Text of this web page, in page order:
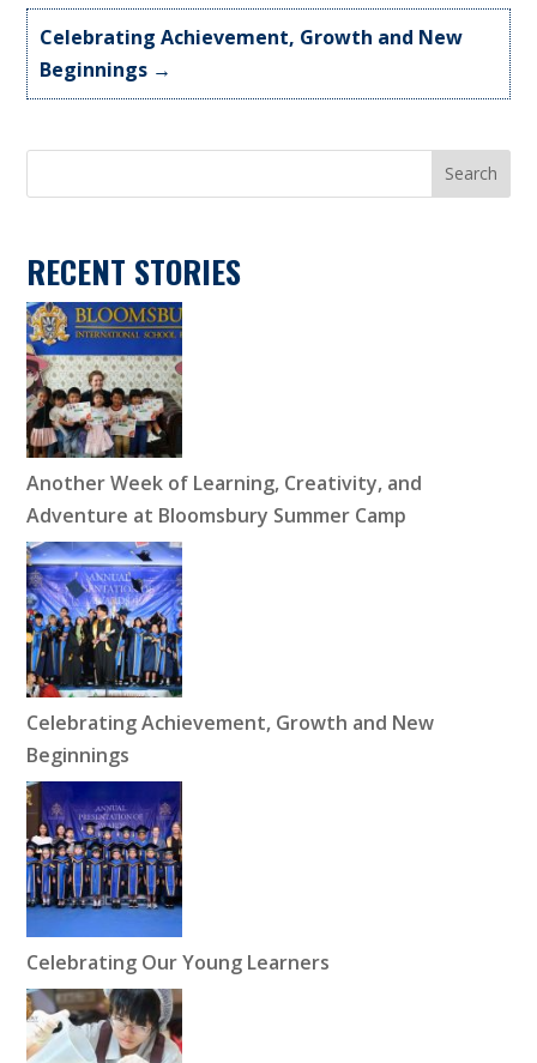
Celebrating Achievement, Growth and New
Beginnings →
Search
RECENT STORIES
Another Week of Learning, Creativity, and
Adventure at Bloomsbury Summer Camp
Celebrating Achievement, Growth and New
Beginnings
Celebrating Our Young Learners